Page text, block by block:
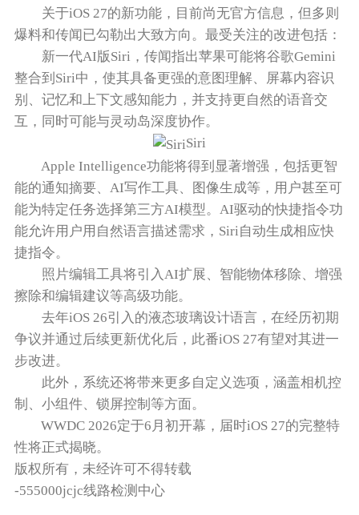
关于iOS 27的新功能，目前尚无官方信息，但多则
爆料和传闻已勾勒出大致方向。最受关注的改进包括：
新一代AI版Siri，传闻指出苹果可能将谷歌Gemini
整合到Siri中，使其具备更强的意图理解、屏幕内容识
别、记忆和上下文感知能力，并支持更自然的语音交
互，同时可能与灵动岛深度协作。
Siri
Apple Intelligence功能将得到显著增强，包括更智
能的通知摘要、AI写作工具、图像生成等，用户甚至可
能为特定任务选择第三方AI模型。AI驱动的快捷指令功
能允许用户用自然语言描述需求，Siri自动生成相应快
捷指令。
照片编辑工具将引入AI扩展、智能物体移除、增强
擦除和编辑建议等高级功能。
去年iOS 26引入的液态玻璃设计语言，在经历初期
争议并通过后续更新优化后，此番iOS 27有望对其进一
步改进。
此外，系统还将带来更多自定义选项，涵盖相机控
制、小组件、锁屏控制等方面。
WWDC 2026定于6月初开幕，届时iOS 27的完整特
性将正式揭晓。
版权所有，未经许可不得转载
-555000jcjc线路检测中心